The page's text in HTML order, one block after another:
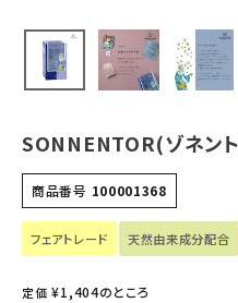
美容・コスメ・香水
日用品雑貨
フェムケア
インナー・下着・ナイトウェア
SONNENTOR(ゾネン
商品番号 100001368
フェアトレード 天然由来成分配合
定価 ¥1,404のところ